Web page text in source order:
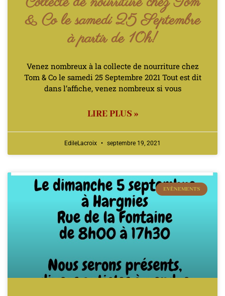
& Co le samedi 25 Septembre
à partir de 10h!
Venez nombreux à la collecte de nourriture chez
Tom & Co le samedi 25 Septembre 2021 Tout est dit
dans l’affiche, venez nombreux si vous
LIRE PLUS »
EdileLacroix septembre 19, 2021
EVÈNEMENTS